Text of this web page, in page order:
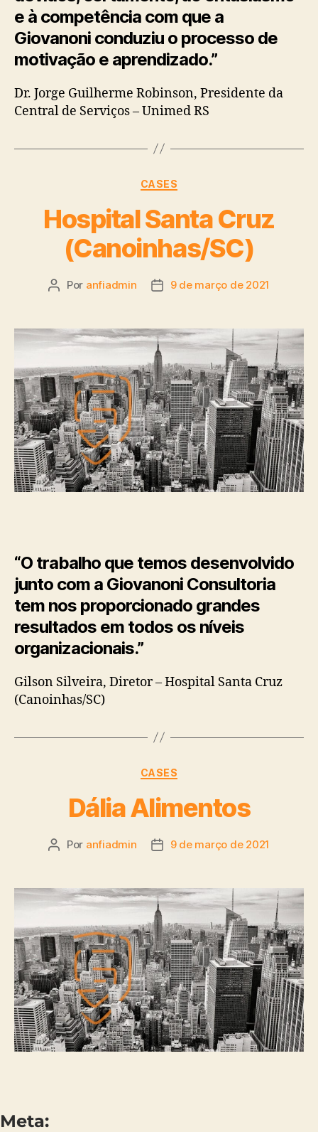
e à competência com que a
Giovanoni conduziu o processo de
motivação e aprendizado.”
Dr. Jorge Guilherme Robinson, Presidente da
Central de Serviços – Unimed RS
CASES
Hospital Santa Cruz
(Canoinhas/SC)
Por anfiadmin 9 de março de 2021
“O trabalho que temos desenvolvido
junto com a Giovanoni Consultoria
tem nos proporcionado grandes
resultados em todos os níveis
organizacionais.”
Gilson Silveira, Diretor – Hospital Santa Cruz
(Canoinhas/SC)
CASES
Dália Alimentos
Por anfiadmin 9 de março de 2021
Meta: